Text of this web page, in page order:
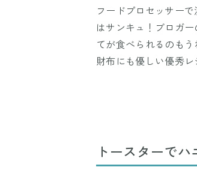
フードプロセッサー
はサンキュ！ブロガ
てが食べられるのも
財布にも優しい優秀
トースターで